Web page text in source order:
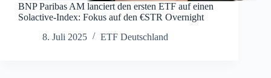
BNP Paribas AM lanciert den ersten ETF auf einen
Solactive-Index: Fokus auf den €STR Overnight
8. Juli 2025
ETF Deutschland